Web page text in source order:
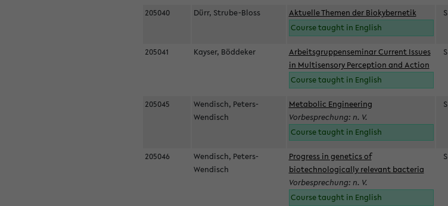
205040 Dürr, Strube-Bloss
Aktuelle Themen der Biokybernetik
Course taught in English
S
205041 Kayser, Böddeker
Arbeitsgruppenseminar Current Issues
in Multisensory Perception and Action
Course taught in English
S
205045
Wendisch, Peters-
Wendisch
Metabolic Engineering
Vorbesprechung: n. V.
Course taught in English
S
205046
Wendisch, Peters-
Wendisch
Progress in genetics of
biotechnologically relevant bacteria
Vorbesprechung: n. V.
Course taught in English
S